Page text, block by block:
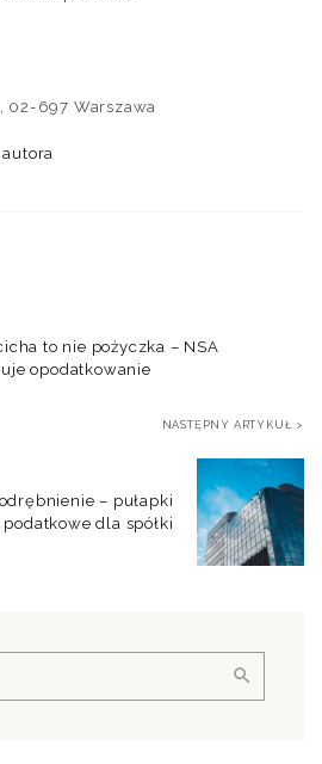
02-697 Warszawa
to nie pożyczka – NSA
opodatkowanie
NASTĘPNY ARTYKUŁ >
– pułapki
podatkowe dla spółki